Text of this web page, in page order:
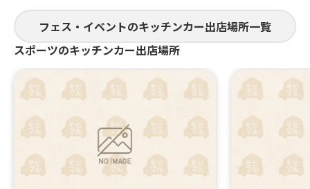
その他イベントも盛りだくさん✨
フェス・イベントのキッチンカー出店場所一覧
スポーツのキッチンカー出店場所